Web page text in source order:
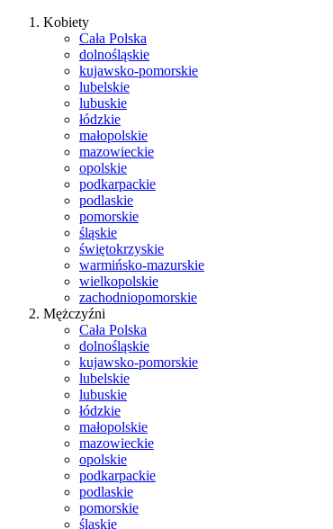
Kobiety
Cała Polska
dolnośląskie
kujawsko-pomorskie
lubelskie
lubuskie
łódzkie
małopolskie
mazowieckie
opolskie
podkarpackie
podlaskie
pomorskie
śląskie
świętokrzyskie
warmińsko-mazurskie
wielkopolskie
zachodniopomorskie
Mężczyźni
Cała Polska
dolnośląskie
kujawsko-pomorskie
lubelskie
lubuskie
łódzkie
małopolskie
mazowieckie
opolskie
podkarpackie
podlaskie
pomorskie
śląskie